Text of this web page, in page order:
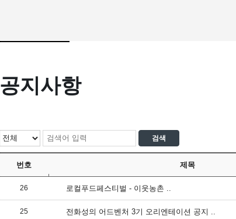
공지사항
번호 제목
26 로컬푸드페스티벌 - 이웃농촌 ..
25 전화성의 어드벤처 3기 오리엔테이션 공지 ..